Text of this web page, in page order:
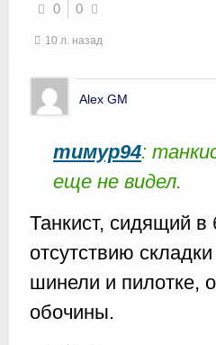
0 0
10 л. назад
Alex GM
тимур94:
еще не видел.
Танкист, сидящий
отсутствию
шинели и пилотке,
обочины.